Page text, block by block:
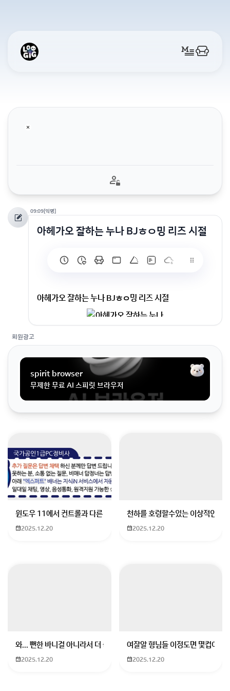
09:09[익명]
아헤가오 잘하는 누나 BJㅎㅇ밍 리즈 시절
아헤가오 잘하는 누나 BJㅎㅇ밍 리즈 시절
회원광고
spirit browser
무제한 무료 AI 스피릿 브라우저
윈도우 11에서 컨트롤과 다른 키가 같이 안눌림 게임을 하는 중에 컨트
2025.12.20
천하를 호령할수있는 이상적인 몸
2025.12.20
와... 뻔한 바니걸 아니라서 더 좋음
2025.12.20
여잘알 형님들 이정도면 몇컵이에
2025.12.20